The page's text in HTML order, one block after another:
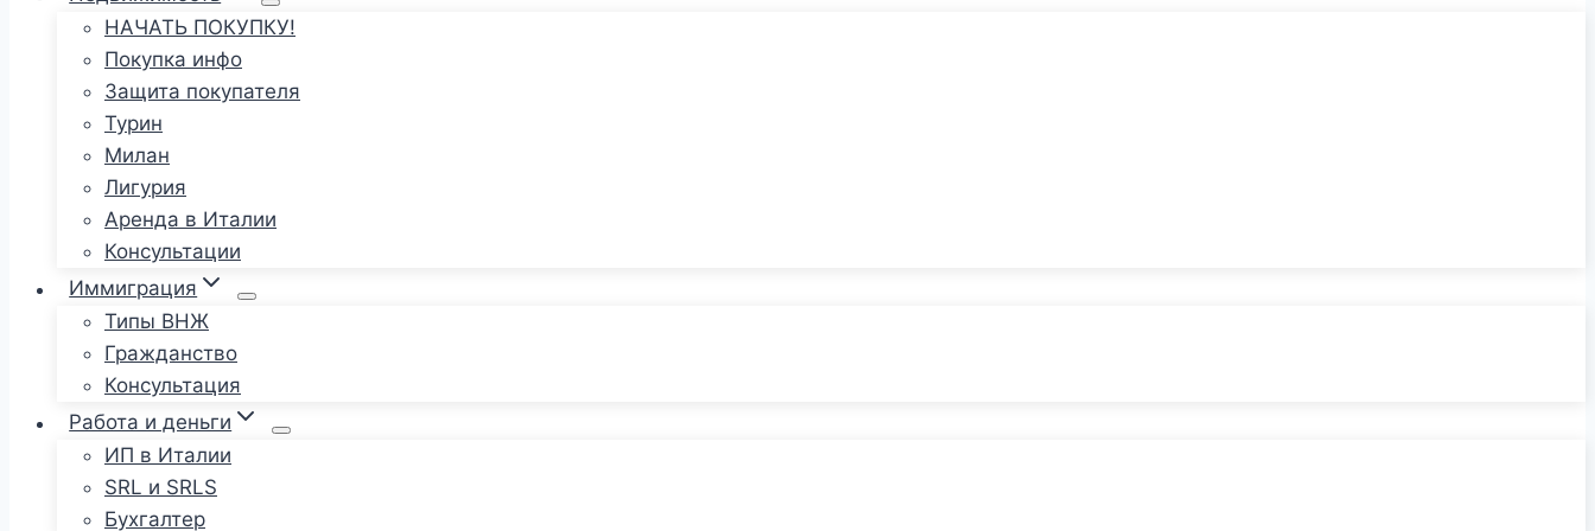
НАЧАТЬ ПОКУПКУ!
Покупка инфо
Защита покупателя
Турин
Милан
Лигурия
Аренда в Италии
Консультации
Иммиграция
Типы ВНЖ
Гражданство
Консультация
Работа и деньги
ИП в Италии
SRL и SRLS
Бухгалтер